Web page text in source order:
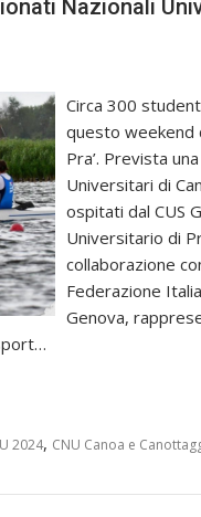
Nazionali
Circa 300
questo weekend
Pra’. Prevista
Universitari di
ospitati dal CUS
Universitario di
collaborazione
Federazione
Genova,
2024, CNU Canoa e